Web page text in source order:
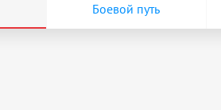
Боевой путь